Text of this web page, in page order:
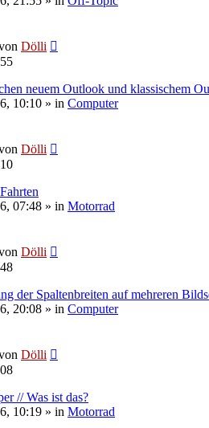
Dölli
neuem Outlook und klassischem
10:10 » in Computer
Dölli
07:48 » in Motorrad
Dölli
der Spaltenbreiten auf mehreren
20:08 » in Computer
Dölli
// Was ist das?
10:19 » in Motorrad